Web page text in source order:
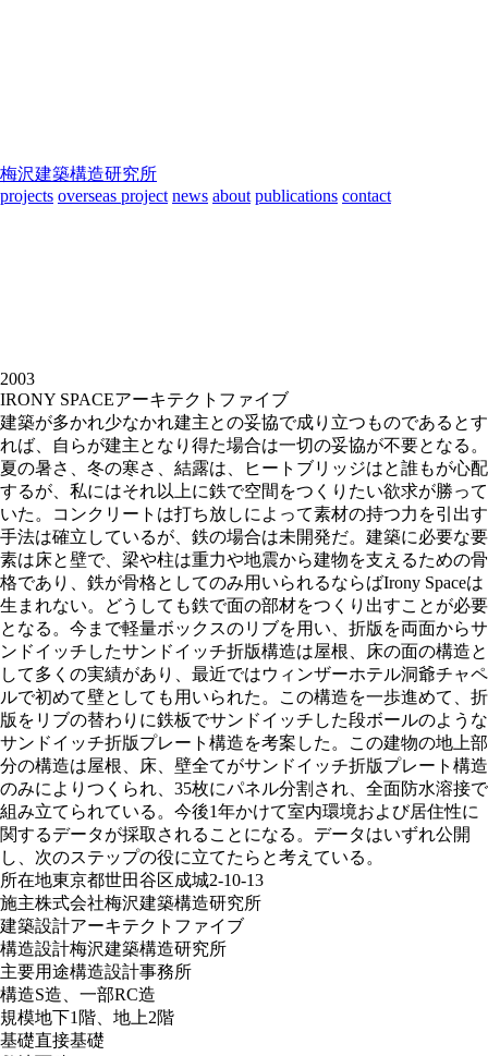
梅沢建築構造研究所
projects overseas project news about publications contact
2003
IRONY SPACEアーキテクトファイブ
建築が多かれ少なかれ建主との妥協で成り立つものであるとす
れば、自らが建主となり得た場合は一切の妥協が不要となる。
夏の暑さ、冬の寒さ、結露は、ヒートブリッジはと誰もが心配
するが、私にはそれ以上に鉄で空間をつくりたい欲求が勝って
いた。コンクリートは打ち放しによって素材の持つ力を引出す
手法は確立しているが、鉄の場合は未開発だ。建築に必要な要
素は床と壁で、梁や柱は重力や地震から建物を支えるための骨
格であり、鉄が骨格としてのみ用いられるならばIrony Spaceは
生まれない。どうしても鉄で面の部材をつくり出すことが必要
となる。今まで軽量ボックスのリブを用い、折版を両面からサ
ンドイッチしたサンドイッチ折版構造は屋根、床の面の構造と
して多くの実績があり、最近ではウィンザーホテル洞爺チャペ
ルで初めて壁としても用いられた。この構造を一歩進めて、折
版をリブの替わりに鉄板でサンドイッチした段ボールのような
サンドイッチ折版プレート構造を考案した。この建物の地上部
分の構造は屋根、床、壁全てがサンドイッチ折版プレート構造
のみによりつくられ、35枚にパネル分割され、全面防水溶接で
組み立てられている。今後1年かけて室内環境および居住性に
関するデータが採取されることになる。データはいずれ公開
し、次のステップの役に立てたらと考えている。
所在地東京都世田谷区成城2-10-13
施主株式会社梅沢建築構造研究所
建築設計アーキテクトファイブ
構造設計梅沢建築構造研究所
主要用途構造設計事務所
構造S造、一部RC造
規模地下1階、地上2階
基礎直接基礎